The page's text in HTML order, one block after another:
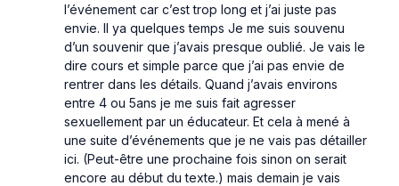
l’événement car c’est trop long et j’ai juste pas
envie. Il ya quelques temps Je me suis souvenu
d’un souvenir que j’avais presque oublié. Je vais le
dire cours et simple parce que j’ai pas envie de
rentrer dans les détails. Quand j’avais environs
entre 4 ou 5ans je me suis fait agresser
sexuellement par un éducateur. Et cela à mené à
une suite d’événements que je ne vais pas détailler
ici. (Peut-être une prochaine fois sinon on serait
encore au début du texte.) mais demain je vais